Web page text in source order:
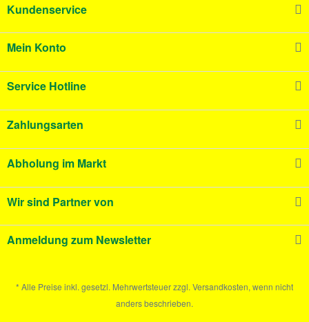
Kundenservice
Mein Konto
Service Hotline
Zahlungsarten
Abholung im Markt
Wir sind Partner von
Anmeldung zum Newsletter
* Alle Preise inkl. gesetzl. Mehrwertsteuer zzgl. Versandkosten, wenn nicht
anders beschrieben.